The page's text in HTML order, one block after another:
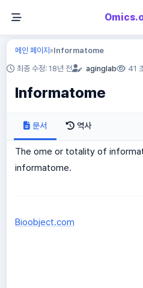
메인 페이지»Informatome
최종 수정: 18년 전 aginglab 41
Informatome
문서 역사
The ome or totality of
informatome.
Bioobject.com